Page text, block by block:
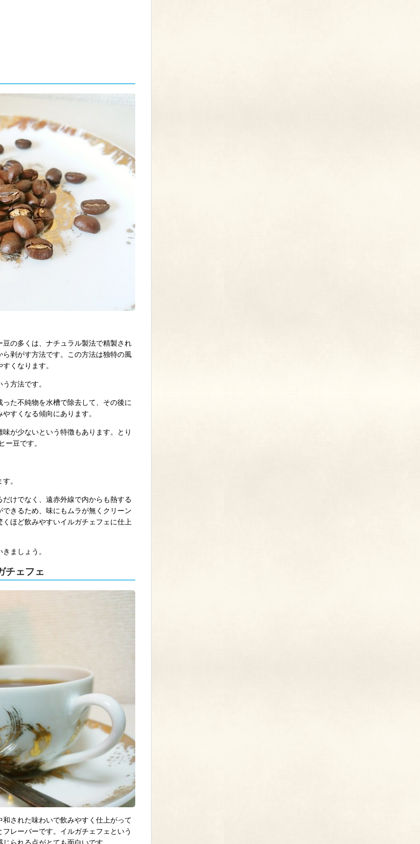
の多くは、ナチュラル製法で精製され
剥がす方法です。この方法は独特の風
くなります。
方法です。
た不純物を水槽で除去して、その後に
すくなる傾向にあります。
が少ないという特徴もあります。とり
ー豆です。
。
けでなく、遠赤外線で内からも熱する
きるため、味にもムラが無くクリーン
ほど飲みやすいイルガチェフェに仕上
ましょう。
チェフェ
された味わいで飲みやすく仕上がって
レーバーです。イルガチェフェという